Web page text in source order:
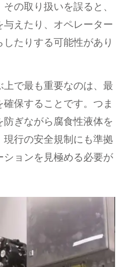
の取り扱いを誤ると、
えたり、オペレーター
たりする可能性があり
で最も重要なのは、最
保することです。つま
防ぎながら腐食性液体を
行の安全規制にも準拠
ションを見極める必要が